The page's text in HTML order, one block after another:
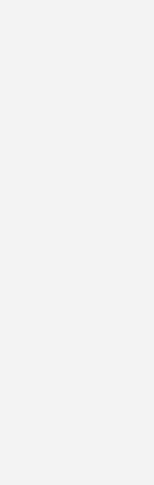
Millionen
es aber wohl nur
jetzt helfen
fordert
ihren Entwurf fürs
vorgelegt.